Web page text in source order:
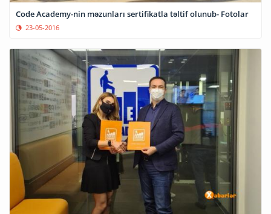
Code Academy-nin məzunları sertifikatla təltif olunub- Fotolar
23-05-2016